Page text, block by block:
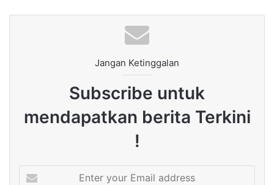
Jangan Ketinggalan
Subscribe untuk
mendapatkan berita Terkini
!